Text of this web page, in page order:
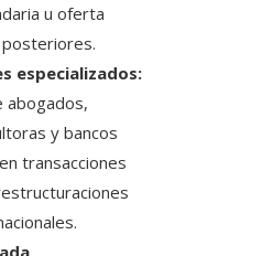
u oferta
especializados:
abogados,
y bancos
transacciones